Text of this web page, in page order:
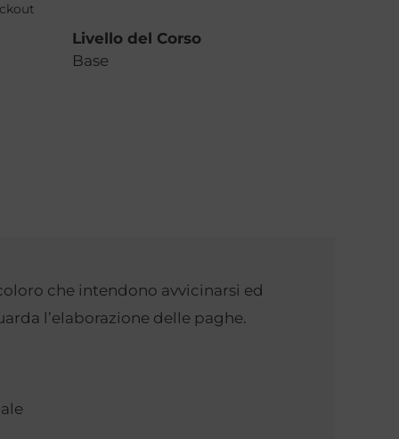
Livello del Corso
Base
che intendono avvicinarsi ed
l’elaborazione delle paghe.